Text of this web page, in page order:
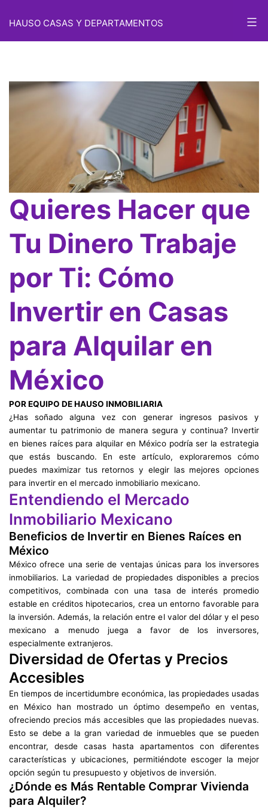
HAUSO CASAS Y DEPARTAMENTOS
Quieres Hacer que
Tu Dinero Trabaje
por Ti: Cómo
Invertir en Casas
para Alquilar en
México
POR EQUIPO DE HAUSO INMOBILIARIA
¿Has soñado alguna vez con generar ingresos pasivos y
aumentar tu patrimonio de manera segura y continua? Invertir
en bienes raíces para alquilar en México podría ser la estrategia
que estás buscando. En este artículo, exploraremos cómo
puedes maximizar tus retornos y elegir las mejores opciones
para invertir en el mercado inmobiliario mexicano.
Entendiendo el Mercado
Inmobiliario Mexicano
Beneficios de Invertir en Bienes Raíces en
México
México ofrece una serie de ventajas únicas para los inversores
inmobiliarios. La variedad de propiedades disponibles a precios
competitivos, combinada con una tasa de interés promedio
estable en créditos hipotecarios, crea un entorno favorable para
la inversión. Además, la relación entre el valor del dólar y el peso
mexicano a menudo juega a favor de los inversores,
especialmente extranjeros.
Diversidad de Ofertas y Precios
Accesibles
En tiempos de incertidumbre económica, las propiedades usadas
en México han mostrado un óptimo desempeño en ventas,
ofreciendo precios más accesibles que las propiedades nuevas.
Esto se debe a la gran variedad de inmuebles que se pueden
encontrar, desde casas hasta apartamentos con diferentes
características y ubicaciones, permitiéndote escoger la mejor
opción según tu presupuesto y objetivos de inversión.
¿Dónde es Más Rentable Comprar Vivienda
para Alquiler?